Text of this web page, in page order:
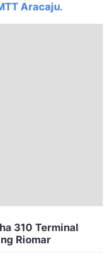
Aracaju.
310 Terminal
Riomar